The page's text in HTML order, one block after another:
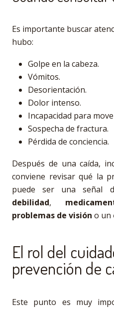
Es importante buscar
hubo:
Golpe en la cabeza.
Vómitos.
Desorientación.
Dolor intenso.
Incapacidad para
Sospecha de fractura.
Pérdida de conciencia.
Después de una caída,
conviene revisar qué la
puede ser una señal
debilidad,
problemas de visión o un
El rol del
prevención de
Este punto es muy